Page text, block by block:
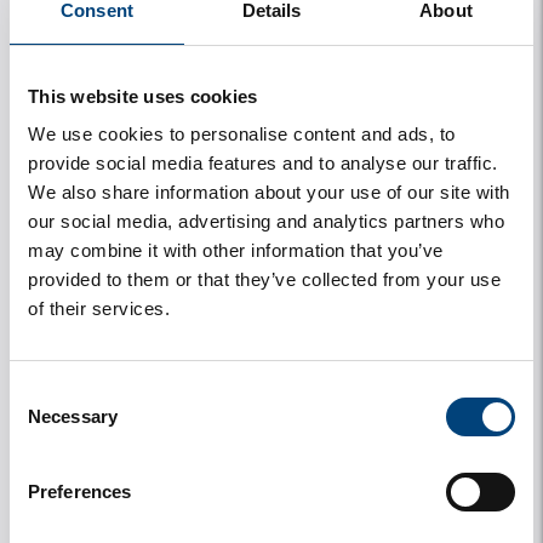
Consent Details About
This website uses cookies
We use cookies to personalise content and ads, to
provide social media features and to analyse our traffic.
We also share information about your use of our site with
our social media, advertising and analytics partners who
may combine it with other information that you’ve
provided to them or that they’ve collected from your use
of their services.
Selection
Necessary
Preferences
Zeehonden spotten
dimanche 23 / 08
Baarland/Hoedekenskerke
Nombre de participants: 9
nen
Ga je mee zeehonden zoeken? Meld je dan nu aan!
Inscrivez-vous